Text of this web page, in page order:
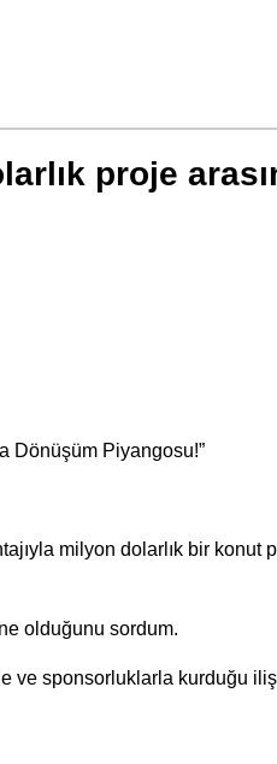
proje
Dönüşüm Piyangosu!”
milyon dolarlık bir konut
olduğunu sordum.
ve sponsorluklarla kurduğu